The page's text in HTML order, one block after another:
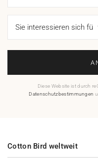
Diese Website ist durch
Datenschutzbestimmungen
Cotton Bird weltweit